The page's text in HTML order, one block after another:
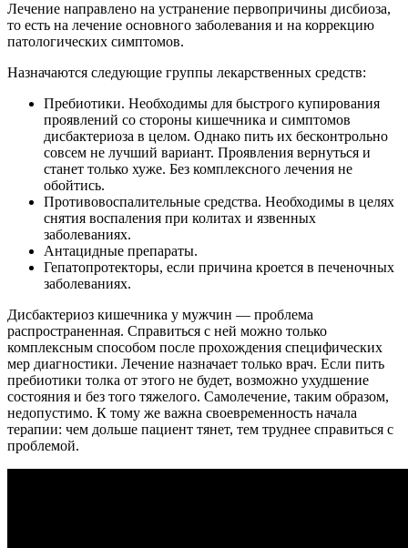
Лечение направлено на устранение первопричины дисбиоза,
то есть на лечение основного заболевания и на коррекцию
патологических симптомов.
Назначаются следующие группы лекарственных средств:
Пребиотики. Необходимы для быстрого купирования
проявлений со стороны кишечника и симптомов
дисбактериоза в целом. Однако пить их бесконтрольно
совсем не лучший вариант. Проявления вернуться и
станет только хуже. Без комплексного лечения не
обойтись.
Противовоспалительные средства. Необходимы в целях
снятия воспаления при колитах и язвенных
заболеваниях.
Антацидные препараты.
Гепатопротекторы, если причина кроется в печеночных
заболеваниях.
Дисбактериоз кишечника у мужчин — проблема
распространенная. Справиться с ней можно только
комплексным способом после прохождения специфических
мер диагностики. Лечение назначает только врач. Если пить
пребиотики толка от этого не будет, возможно ухудшение
состояния и без того тяжелого. Самолечение, таким образом,
недопустимо. К тому же важна своевременность начала
терапии: чем дольше пациент тянет, тем труднее справиться с
проблемой.